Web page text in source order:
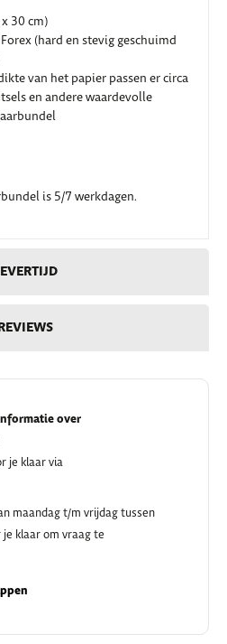
30 cm)
(hard en stevig geschuimd
van het papier passen er circa
en andere waardevolle
is 5/7 werkdagen.
over
je klaar via
maandag t/m vrijdag tussen
klaar om vraag te